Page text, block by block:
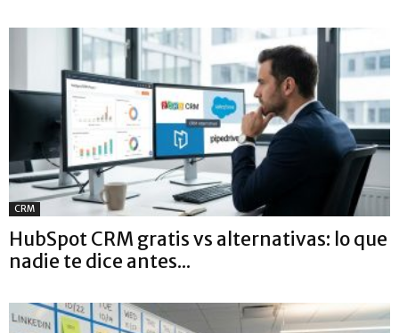
CRM
HubSpot CRM gratis vs alternativas: lo que
nadie te dice antes...